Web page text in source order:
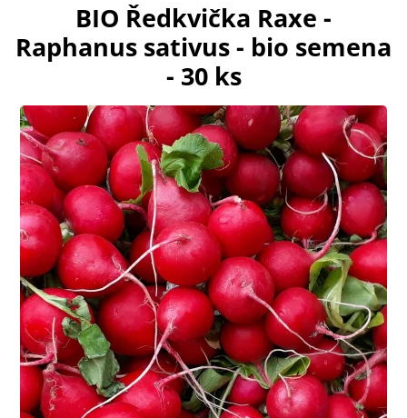
BIO Ředkvička Raxe -
Raphanus sativus - bio semena
- 30 ks